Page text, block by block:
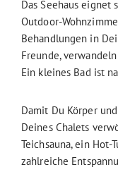
Das Seehaus eignet
Outdoor-
Behandlungen in
Freunde,
Ein kleines Bad ist
Damit Du Körper
Deines Chalets
Teichsauna, ein
zahlreiche